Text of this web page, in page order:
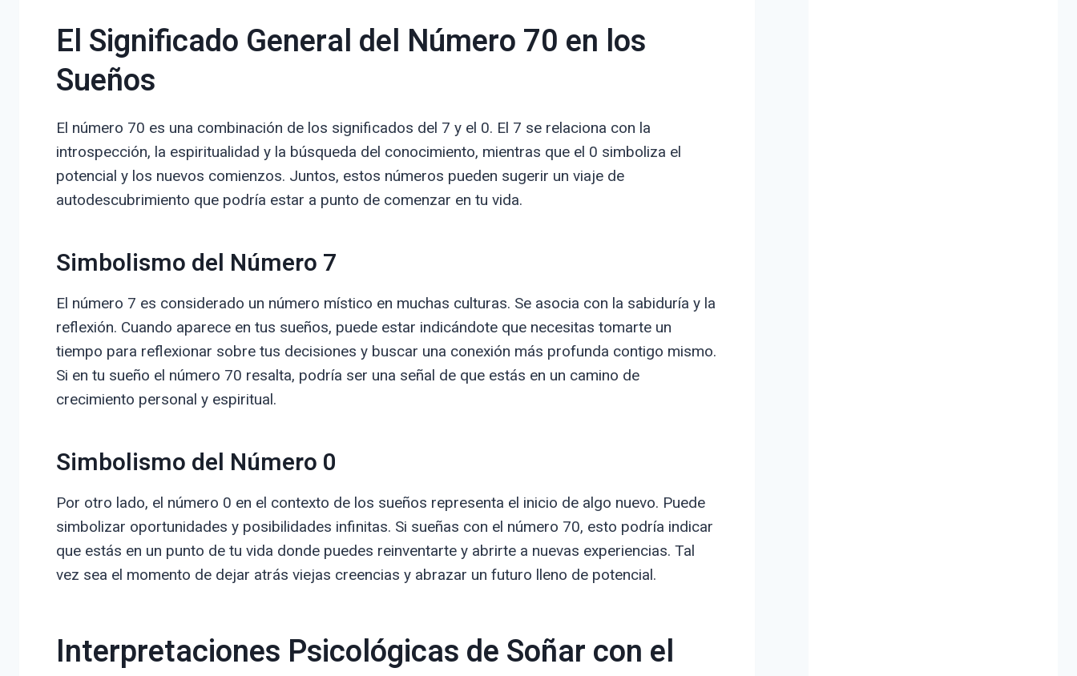
El Significado General del Número 70 en los
Sueños
El número 70 es una combinación de los significados del 7 y el 0. El 7 se relaciona con la
introspección, la espiritualidad y la búsqueda del conocimiento, mientras que el 0 simboliza el
potencial y los nuevos comienzos. Juntos, estos números pueden sugerir un viaje de
autodescubrimiento que podría estar a punto de comenzar en tu vida.
Simbolismo del Número 7
El número 7 es considerado un número místico en muchas culturas. Se asocia con la sabiduría y la
reflexión. Cuando aparece en tus sueños, puede estar indicándote que necesitas tomarte un
tiempo para reflexionar sobre tus decisiones y buscar una conexión más profunda contigo mismo.
Si en tu sueño el número 70 resalta, podría ser una señal de que estás en un camino de
crecimiento personal y espiritual.
Simbolismo del Número 0
Por otro lado, el número 0 en el contexto de los sueños representa el inicio de algo nuevo. Puede
simbolizar oportunidades y posibilidades infinitas. Si sueñas con el número 70, esto podría indicar
que estás en un punto de tu vida donde puedes reinventarte y abrirte a nuevas experiencias. Tal
vez sea el momento de dejar atrás viejas creencias y abrazar un futuro lleno de potencial.
Interpretaciones Psicológicas de Soñar con el